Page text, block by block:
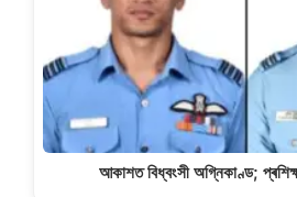
আকাশত বিধ্বংসী অগ্নিকাণ্ড;